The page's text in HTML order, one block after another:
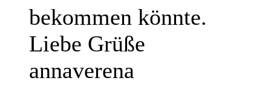
bekommen könnte.
Liebe Grüße
annaverena